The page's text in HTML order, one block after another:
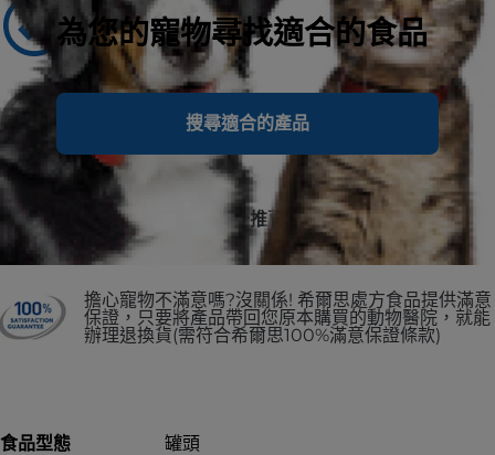
為您的寵物尋找適合的食品
搜尋適合的產品
建議用於
Adult Dogs
puppies and pregnant or nursing
No.1 美國獸醫師第一推薦
擔心寵物不滿意嗎?沒關係! 希爾思處方食品提供滿意
保證，只要將產品帶回您原本購買的動物醫院，就能
辦理退換貨(需符合希爾思100%滿意保證條款)
食品型態 罐頭